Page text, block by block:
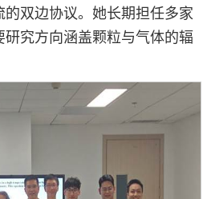
双边协议。她长期担任多家
究方向涵盖颗粒与气体的辐